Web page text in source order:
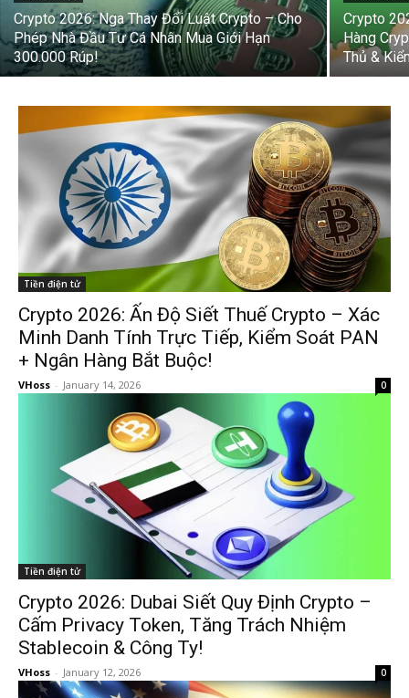
Crypto 2026: Nga Thay Đổi Luật Crypto – Cho
Phép Nhà Đầu Tư Cá Nhân Mua Giới Hạn
300.000 Rúp!
Crypto
Hàng
Thủ &
Tiền điện tử
Crypto 2026: Ấn Độ Siết Thuế Crypto – Xác
Minh Danh Tính Trực Tiếp, Kiểm Soát PAN
+ Ngân Hàng Bắt Buộc!
VHoss - January 14, 2026 0
Tiền điện tử
Crypto 2026: Dubai Siết Quy Định Crypto –
Cấm Privacy Token, Tăng Trách Nhiệm
Stablecoin & Công Ty!
VHoss - January 12, 2026 0